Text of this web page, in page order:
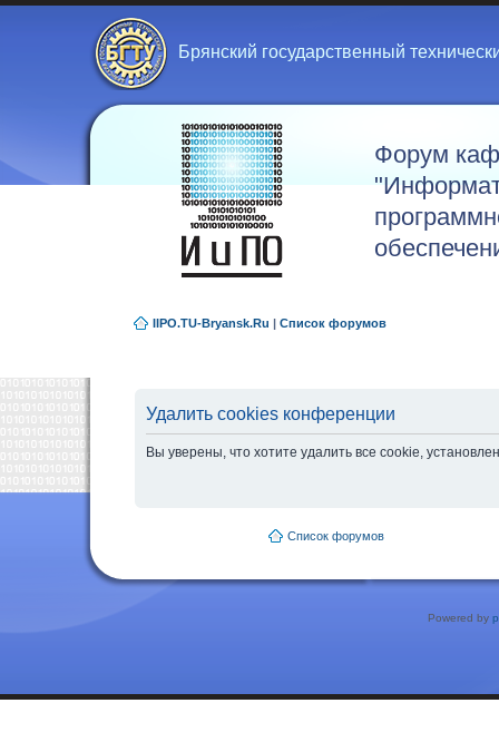
Брянский государственный
Форум
IIPO.TU-Bryansk.Ru | Список форумов
Удалить cookies конференции
Вы уверены, что хотите удалить все cookie,
Список форумов
Powered by